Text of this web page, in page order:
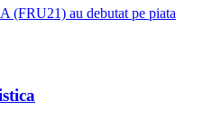
(FRU21) au debutat pe piata